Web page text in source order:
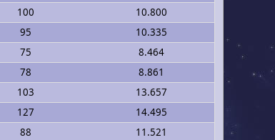
100
10.800
95
10.335
75
8.464
78
8.861
103
13.657
127
14.495
88
11.521